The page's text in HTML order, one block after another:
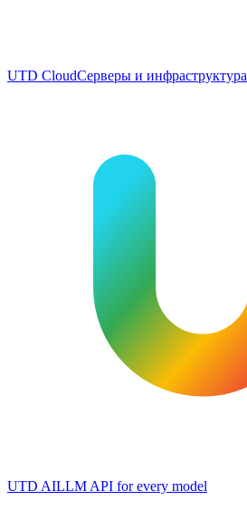
UTD CloudСерверы и инфраструктура
UTD AILLM API for every model